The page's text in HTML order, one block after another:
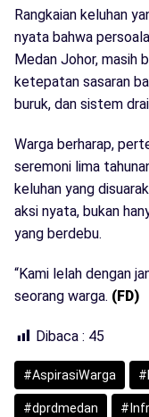
Rangkaian keluhan
nyata bahwa
Medan Johor, masih
ketepatan sasaran
buruk, dan sistem
Warga berharap,
seremoni lima
keluhan yang
aksi nyata, bukan
yang berdebu.
“Kami lelah dengan
seorang warga. (FD)
Dibaca : 45
#AspirasiWarga
#dprdmedan